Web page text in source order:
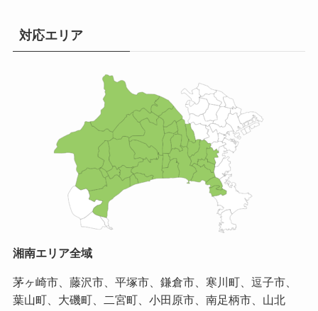
対応エリア
湘南エリア全域
茅ヶ崎市、藤沢市、平塚市、鎌倉市、寒川町、逗子市、
葉山町、大磯町、二宮町、小田原市、南足柄市、山北